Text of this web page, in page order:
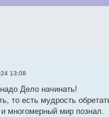
13:08
Дело начинать!
то есть мудрость
многомерный мир познал.